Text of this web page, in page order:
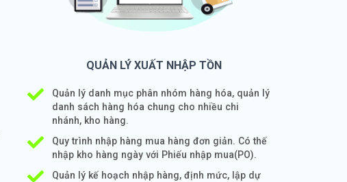
QUẢN LÝ XUẤT NHẬP TỒN
Quản lý danh mục phân nhóm hàng hóa, quản lý
danh sách hàng hóa chung cho nhiều chi
nhánh, kho hàng.
Quy trình nhập hàng mua hàng đơn giản. Có thế
nhập kho hàng ngày với Phiếu nhập mua(PO).
Quản lý kế hoạch nhập hàng, định mức, lập dự